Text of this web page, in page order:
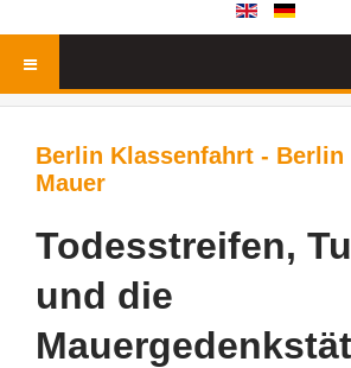
Berlin Klassenfahrt - Berlin
Mauer
Todesstreifen,
und die